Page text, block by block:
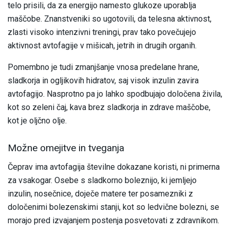
telo prisili, da za energijo namesto glukoze uporablja
maščobe. Znanstveniki so ugotovili, da telesna aktivnost,
zlasti visoko intenzivni treningi, prav tako povečujejo
aktivnost avtofagije v mišicah, jetrih in drugih organih.
Pomembno je tudi zmanjšanje vnosa predelane hrane,
sladkorja in ogljikovih hidratov, saj visok inzulin zavira
avtofagijo. Nasprotno pa jo lahko spodbujajo določena živila,
kot so zeleni čaj, kava brez sladkorja in zdrave maščobe,
kot je oljčno olje.
Možne omejitve in tveganja
Čeprav ima avtofagija številne dokazane koristi, ni primerna
za vsakogar. Osebe s sladkorno boleznijo, ki jemljejo
inzulin, nosečnice, doječe matere ter posamezniki z
določenimi bolezenskimi stanji, kot so ledvične bolezni, se
morajo pred izvajanjem postenja posvetovati z zdravnikom.